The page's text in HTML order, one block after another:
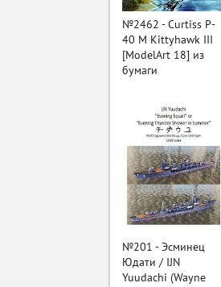
№2462 - Curtiss P-
40 M Kittyhawk III
[ModelArt 18] из
бумаги
№201 - Эсминец
Юдати / IJN
Yuudachi (Wayne